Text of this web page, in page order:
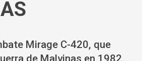
Mirage C-420, que
de Malvinas en 1982,